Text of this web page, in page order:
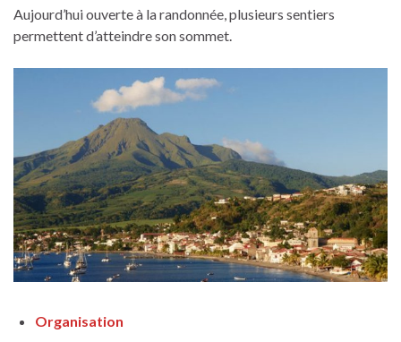
Aujourd’hui ouverte à la randonnée, plusieurs sentiers
permettent d’atteindre son sommet.
Organisation